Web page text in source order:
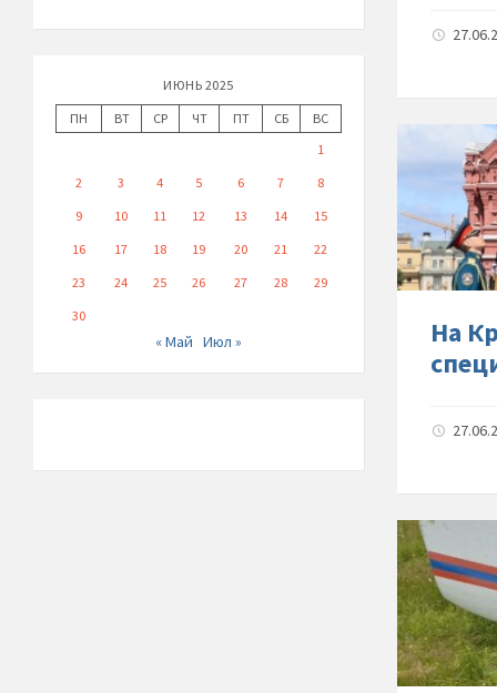
На
ИЮНЬ 2025
ПН
ВТ СР ЧТ ПТ СБ
ВС
1
2
3 4 5 6 7
8
9
10 11 12 13 14
15
16
17 18 19 20 21
22
23
24 25 26 27 28
29
30
« Май Июл »